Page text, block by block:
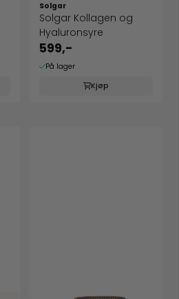
Solgar
Solgar Kollagen og
Hyaluronsyre
599,-
På lager
Kjøp